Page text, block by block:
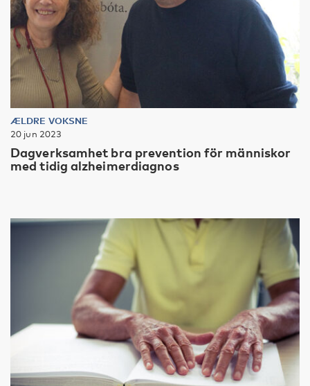
ÆLDRE VOKSNE
20 jun 2023
Dagverksamhet bra prevention för människor
med tidig alzheimerdiagnos